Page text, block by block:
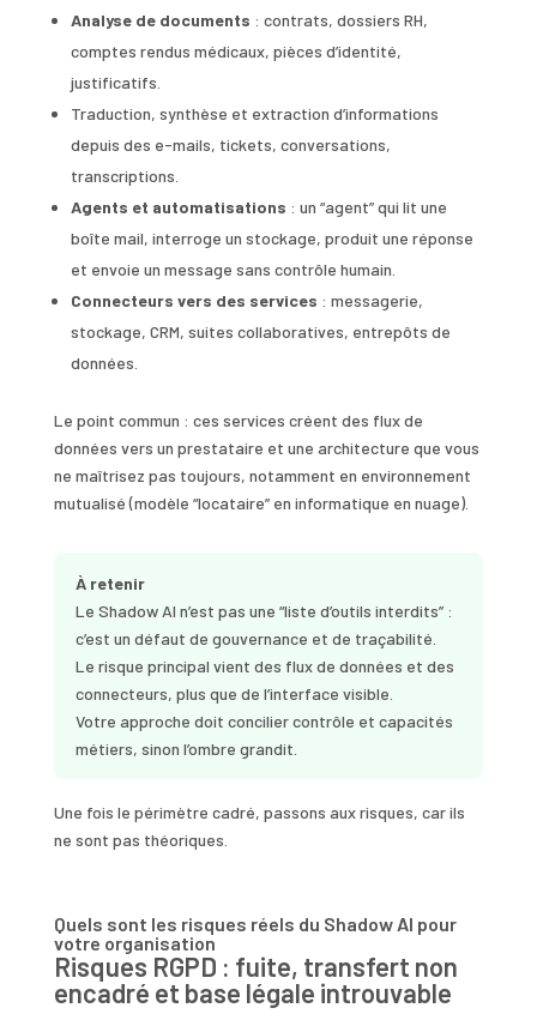
Analyse de documents : contrats, dossiers RH,
comptes rendus médicaux, pièces d’identité,
justificatifs.
Traduction, synthèse et extraction d’informations
depuis des e-mails, tickets, conversations,
transcriptions.
Agents et automatisations : un “agent” qui lit une
boîte mail, interroge un stockage, produit une réponse
et envoie un message sans contrôle humain.
Connecteurs vers des services : messagerie,
stockage, CRM, suites collaboratives, entrepôts de
données.
Le point commun : ces services créent des flux de
données vers un prestataire et une architecture que vous
ne maîtrisez pas toujours, notamment en environnement
mutualisé (modèle “locataire” en informatique en nuage).
À retenir
Le Shadow AI n’est pas une “liste d’outils interdits” :
c’est un défaut de gouvernance et de traçabilité.
Le risque principal vient des flux de données et des
connecteurs, plus que de l’interface visible.
Votre approche doit concilier contrôle et capacités
métiers, sinon l’ombre grandit.
Une fois le périmètre cadré, passons aux risques, car ils
ne sont pas théoriques.
Quels sont les risques réels du Shadow AI pour
votre organisation
Risques RGPD : fuite, transfert non
encadré et base légale introuvable